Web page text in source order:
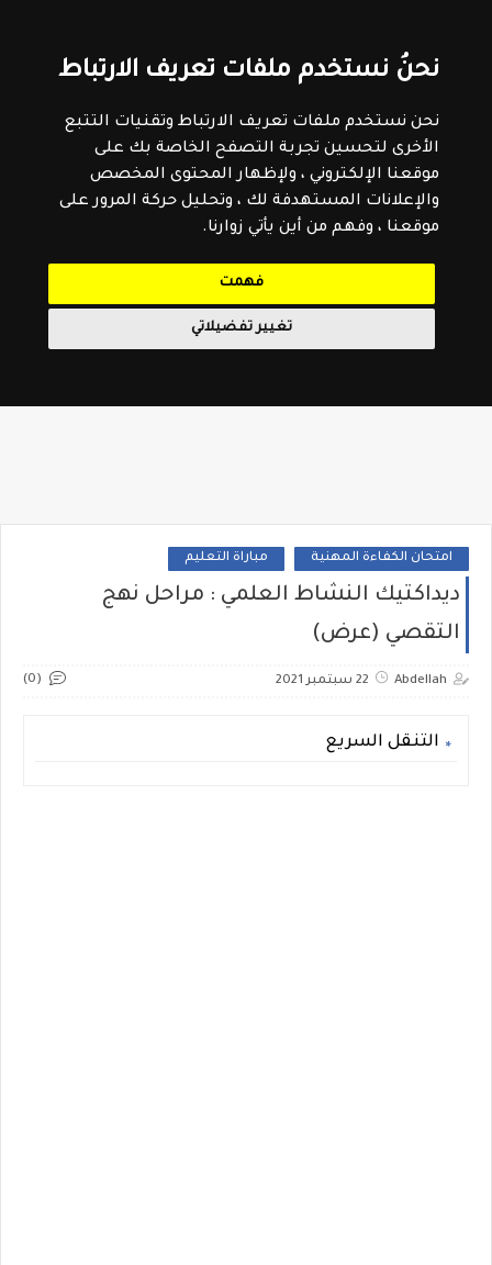
نحنُ نستخدم ملفات تعريف الارتباط
نحن نستخدم ملفات تعريف الارتباط وتقنيات التتبع
الأخرى لتحسين تجربة التصفح الخاصة بك على
موقعنا الإلكتروني ، ولإظهار المحتوى المخصص
والإعلانات المستهدفة لك ، وتحليل حركة المرور على
موقعنا ، وفهم من أين يأتي زوارنا.
فهمت
تغيير تفضيلاتي
امتحان الكفاءة المهنية مباراة التعليم
ديداكتيك النشاط العلمي : مراحل نهج
التقصي (عرض)
Abdellah 22 سبتمبر 2021 (0)
التنقل السريع